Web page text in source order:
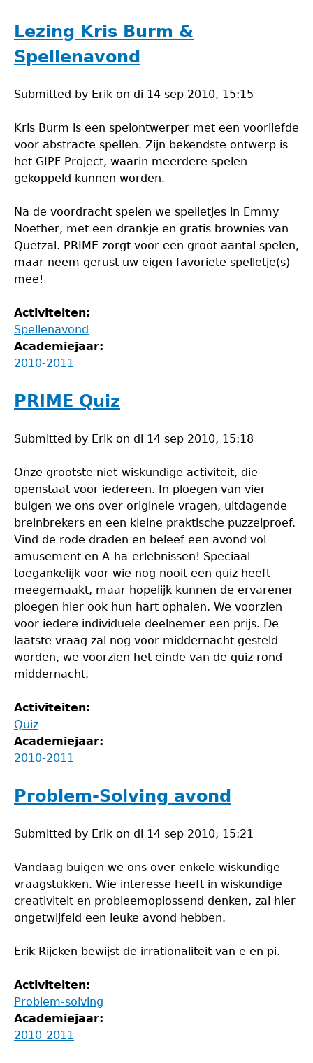
Lezing Kris Burm &
Spellenavond
Submitted by Erik on di 14 sep 2010, 15:15
Kris Burm is een spelontwerper met een voorliefde
voor abstracte spellen. Zijn bekendste ontwerp is
het GIPF Project, waarin meerdere spelen
gekoppeld kunnen worden.
Na de voordracht spelen we spelletjes in Emmy
Noether, met een drankje en gratis brownies van
Quetzal. PRIME zorgt voor een groot aantal spelen,
maar neem gerust uw eigen favoriete spelletje(s)
mee!
Activiteiten:
Spellenavond
Academiejaar:
2010-2011
PRIME Quiz
Submitted by Erik on di 14 sep 2010, 15:18
Onze grootste niet-wiskundige activiteit, die
openstaat voor iedereen. In ploegen van vier
buigen we ons over originele vragen, uitdagende
breinbrekers en een kleine praktische puzzelproef.
Vind de rode draden en beleef een avond vol
amusement en A-ha-erlebnissen! Speciaal
toegankelijk voor wie nog nooit een quiz heeft
meegemaakt, maar hopelijk kunnen de ervarener
ploegen hier ook hun hart ophalen. We voorzien
voor iedere individuele deelnemer een prijs. De
laatste vraag zal nog voor middernacht gesteld
worden, we voorzien het einde van de quiz rond
middernacht.
Activiteiten:
Quiz
Academiejaar:
2010-2011
Problem-Solving avond
Submitted by Erik on di 14 sep 2010, 15:21
Vandaag buigen we ons over enkele wiskundige
vraagstukken. Wie interesse heeft in wiskundige
creativiteit en probleemoplossend denken, zal hier
ongetwijfeld een leuke avond hebben.
Erik Rijcken bewijst de irrationaliteit van e en pi.
Activiteiten:
Problem-solving
Academiejaar:
2010-2011